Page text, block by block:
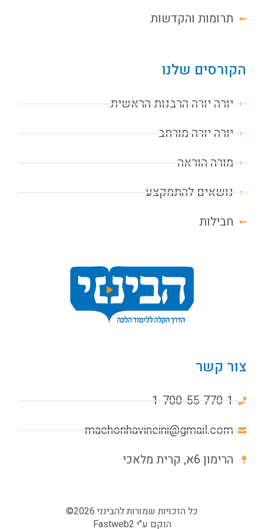
תרומות והקדשות
הקורסים שלנו
יורה יורה הרבנות הראשית
יורה יורה מורחב
מורה הוראה
נושאים להתמקצע
חבילות
צור קשר
1-700-55-770-1
machonhavineini@gmail.com
הרימון 6א, קרית מלאכי
כל הזכויות שמורות להבינני 2026©
הוקם ע"י Fastweb2